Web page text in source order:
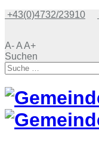
+43(0)4732/23910
A-AA+
Suchen